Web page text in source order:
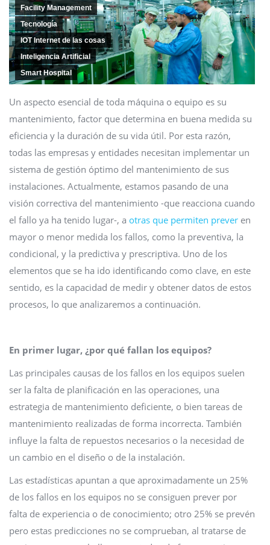
Facility Management
Tecnología
IOT Internet de las cosas
Inteligencia Artificial
Smart Hospital
Un aspecto esencial de toda máquina o equipo es su
mantenimiento, factor que determina en buena medida su
eficiencia y la duración de su vida útil. Por esta razón,
todas las empresas y entidades necesitan implementar un
sistema de gestión óptimo del mantenimiento de sus
instalaciones. Actualmente, estamos pasando de una
visión correctiva del mantenimiento -que reacciona cuando
el fallo ya ha tenido lugar-, a otras que permiten prever en
mayor o menor medida los fallos, como la preventiva, la
condicional, y la predictiva y prescriptiva. Uno de los
elementos que se ha ido identificando como clave, en este
sentido, es la capacidad de medir y obtener datos de estos
procesos, lo que analizaremos a continuación.
En primer lugar, ¿por qué fallan los equipos?
Las principales causas de los fallos en los equipos suelen
ser la falta de planificación en las operaciones, una
estrategia de mantenimiento deficiente, o bien tareas de
mantenimiento realizadas de forma incorrecta. También
influye la falta de repuestos necesarios o la necesidad de
un cambio en el diseño o de la instalación.
Las estadísticas apuntan a que aproximadamente un 25%
de los fallos en los equipos no se consiguen prever por
falta de experiencia o de conocimiento; otro 25% se prevén
pero estas predicciones no se comprueban, al tratarse de